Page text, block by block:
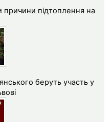
причини підтоплення на
беруть участь у